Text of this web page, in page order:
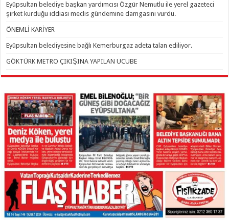
Eyüpsultan belediye başkan yardımcısı Özgür Nemutlu ile yerel gazeteci
şirket kurduğu iddiası meclis gündemine damgasını vurdu.
ÖNEMLİ KARİYER
Eyüpsultan belediyesine bağlı Kemerburgaz adeta talan ediliyor.
GÖKTÜRK METRO ÇIKIŞINA YAPILAN UCUBE